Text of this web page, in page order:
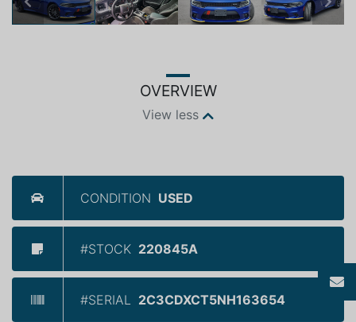
Previous Next
OVERVIEW
View less
CONDITION USED
#STOCK 220845A
#SERIAL 2C3CDXCT5NH163654